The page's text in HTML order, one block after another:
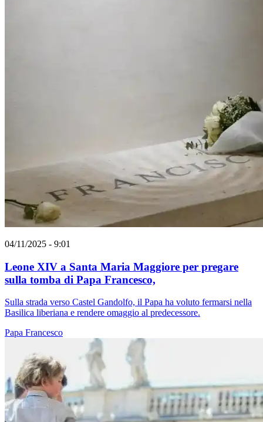
04/11/2025 - 9:01
Leone XIV a Santa Maria Maggiore per pregare
sulla tomba di Papa Francesco,
Sulla strada verso Castel Gandolfo, il Papa ha voluto fermarsi nella
Basilica liberiana e rendere omaggio al predecessore.
Papa Francesco